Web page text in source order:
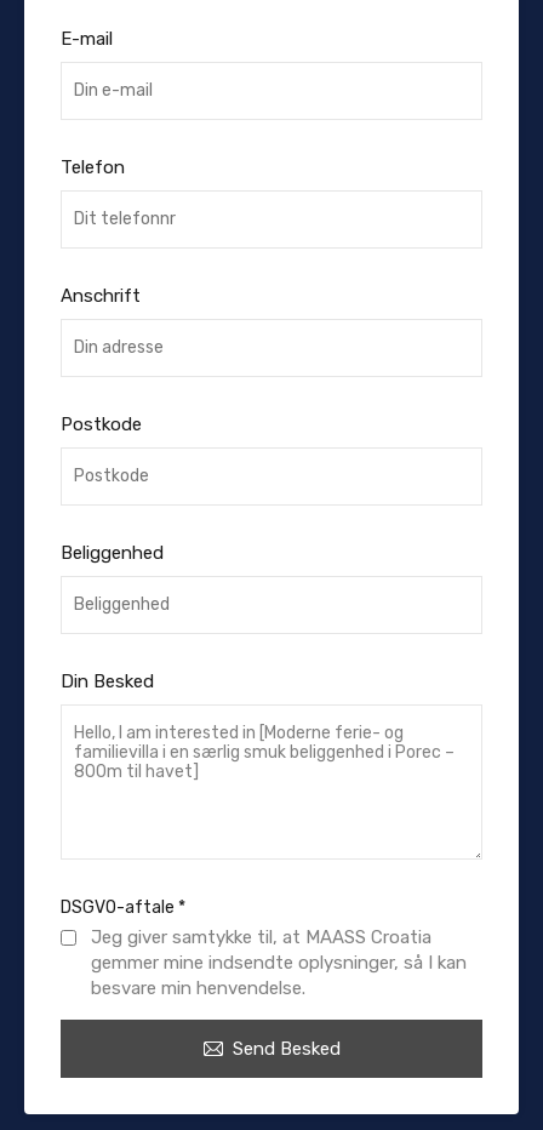
E-mail
Telefon
Anschrift
Postkode
Beliggenhed
Din Besked
DSGVO-aftale *
Jeg giver samtykke til, at MAASS Croatia
gemmer mine indsendte oplysninger, så I kan
besvare min henvendelse.
Send Besked